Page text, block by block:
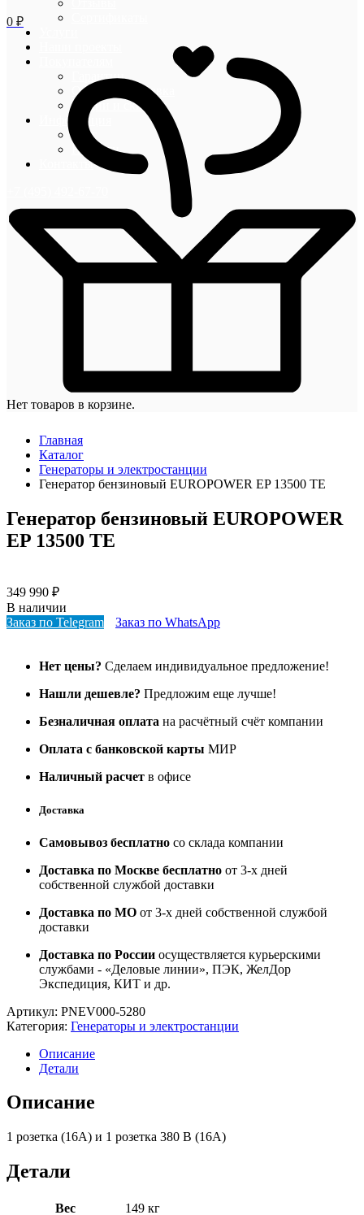
Гарантии
Оплата и доставка
Акции и скидки
Информация
Блог
Новости
Контакты
0 ₽
Нет товаров в корзине.
Главная
Каталог
Генераторы и электростанции
Генератор бензиновый EUROPOWER EP 13500 ТЕ
Генератор бензиновый EUROPOWER
EP 13500 ТЕ
349 990 ₽
В наличии
Заказ по Telegram
Заказ по WhatsApp
Нет цены? Сделаем индивидуальное предложение!
Нашли дешевле? Предложим еще лучше!
Безналичная оплата на расчётный счёт компании
Оплата с банковской карты МИР
Наличный расчет в офисе
Доставка
Самовывоз бесплатно со склада компании
Доставка по Москве бесплатно от 3-х дней
собственной службой доставки
Доставка по МО от 3-х дней собственной службой
доставки
Доставка по России осуществляется курьерскими
службами - «Деловые линии», ПЭК, ЖелДор
Экспедиция, КИТ и др.
Артикул: PNEV000-5280
Категория: Генераторы и электростанции
Описание
Детали
Описание
1 розетка (16А) и 1 розетка 380 В (16А)
Детали
Вес 149 кг